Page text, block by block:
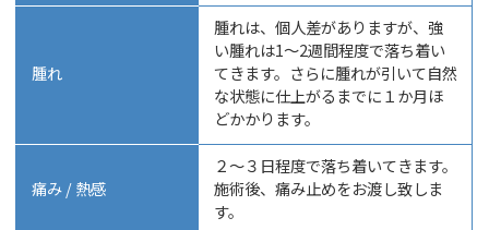
腫れ
腫れは、個人差がありますが、強
い腫れは1～2週間程度で落ち着い
てきます。さらに腫れが引いて自然
な状態に仕上がるまでに１か月ほ
どかかります。
痛み / 熱感
２〜３日程度で落ち着いてきます。
施術後、痛み止めをお渡し致しま
す。